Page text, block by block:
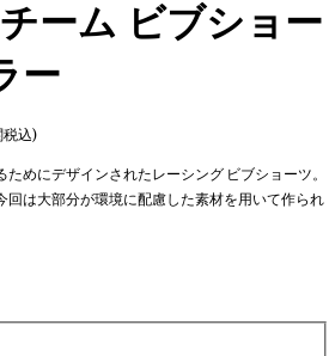
ーム ビブショー
ー
税込)
めにデザインされたレーシング ビブショーツ。
回は大部分が環境に配慮した素材を用いて作られ